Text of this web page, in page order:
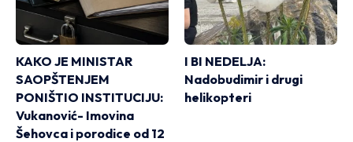
KAKO JE MINISTAR
SAOPŠTENJEM
PONIŠTIO INSTITUCIJU:
Vukanović- Imovina
Šehovca i porodice od 12
I BI NEDELJA:
Nadobudimir i drugi
helikopteri